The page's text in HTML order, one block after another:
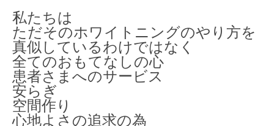
私たちは
ただそのホワイトニングのやり方を
真似しているわけではなく
全てのおもてなしの心
患者さまへのサービス
安らぎ
空間作り
心地よさの追求の為